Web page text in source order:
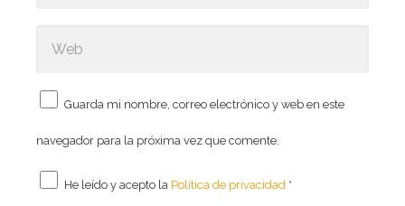
Guarda mi nombre, correo electrónico y web en este
navegador para la próxima vez que comente.
He leído y acepto la Política de privacidad *